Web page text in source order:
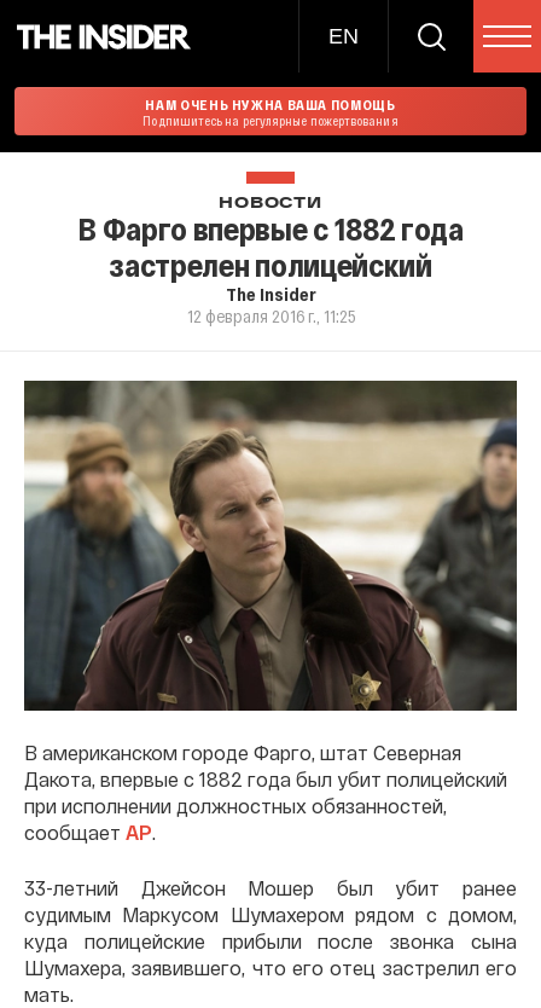
EN
НАМ ОЧЕНЬ НУЖНА ВАША ПОМОЩЬ
Подпишитесь на регулярные пожертвования
НОВОСТИ
В Фарго впервые с 1882 года
застрелен полицейский
The Insider
12 февраля 2016 г., 11:25
В американском городе Фарго, штат Северная
Дакота, впервые с 1882 года был убит полицейский
при исполнении должностных обязанностей,
сообщает AP.
33-летний Джейсон Мошер был убит ранее
судимым Маркусом Шумахером рядом с домом,
куда полицейские прибыли после звонка сына
Шумахера, заявившего, что его отец застрелил его
мать.